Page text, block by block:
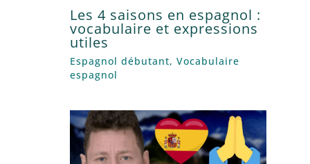
Les 4 saisons en espagnol :
vocabulaire et expressions
utiles
Espagnol débutant,Vocabulaire
espagnol